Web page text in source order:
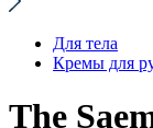
Для тела
Кремы для
The